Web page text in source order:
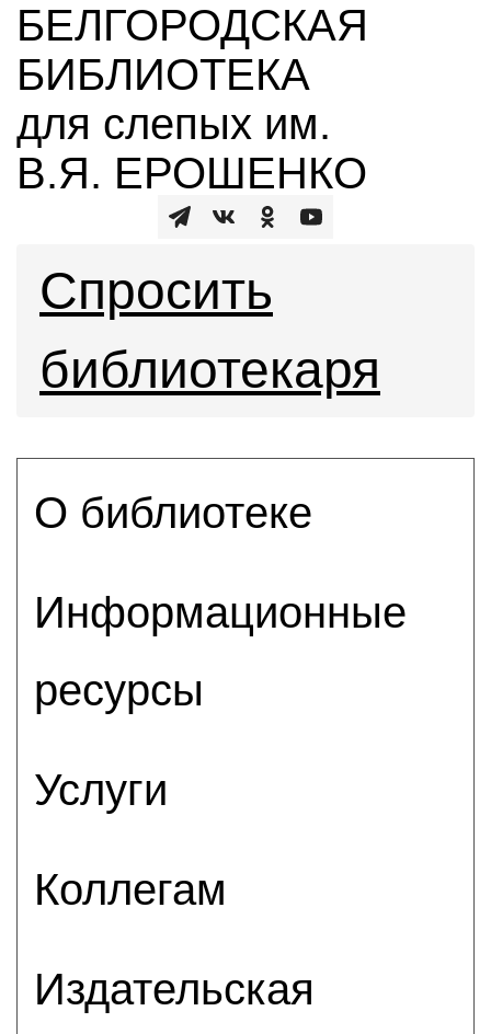
БЕЛГОРОДСКАЯ
БИБЛИОТЕКА
для слепых им.
В.Я. ЕРОШЕНКО
Спросить
библиотекаря
О библиотеке
Информационные
ресурсы
Услуги
Коллегам
Издательская